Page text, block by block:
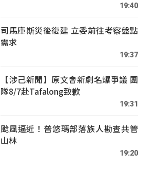
19:40
司馬庫斯災後復建 立委前往考察盤點
需求
19:37
【涉己新聞】原文會新劇名爆爭議 團
隊8/7赴Tafalong致歉
19:31
颱風逼近！普悠瑪部落族人勘查共管
山林
19:20